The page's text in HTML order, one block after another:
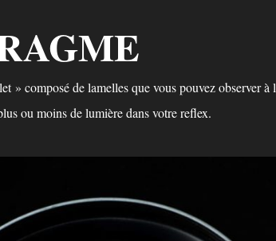
» composé de lamelles que vous pouvez observer à
ou moins de lumière dans votre reflex.